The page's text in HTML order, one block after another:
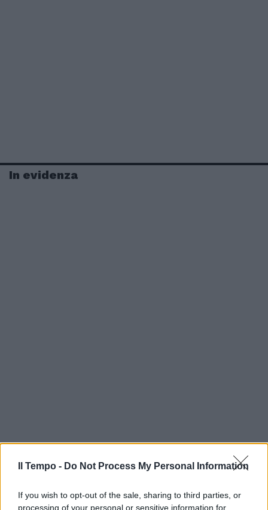
Il Tempo - Do Not Process My Personal Information
If you wish to opt-out of the sale, sharing to third parties, or
processing of your personal or sensitive information for
In evidenza